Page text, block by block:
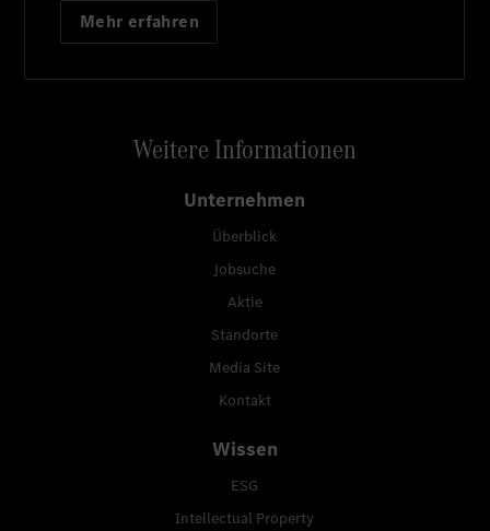
Mehr erfahren
Weitere Informationen
Unternehmen
Überblick
Jobsuche
Aktie
Standorte
Media Site
Kontakt
Wissen
ESG
Intellectual Property